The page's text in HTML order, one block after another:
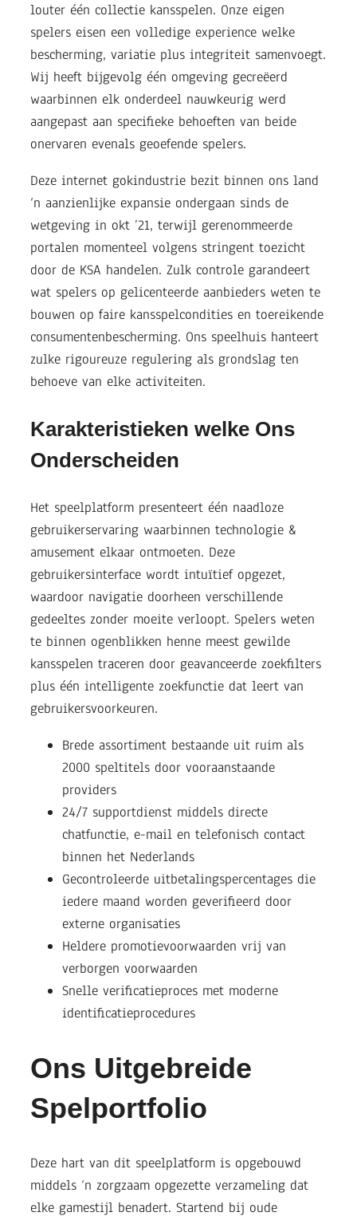
louter één collectie kansspelen. Onze eigen
spelers eisen een volledige experience welke
bescherming, variatie plus integriteit samenvoegt.
Wij heeft bijgevolg één omgeving gecreëerd
waarbinnen elk onderdeel nauwkeurig werd
aangepast aan specifieke behoeften van beide
onervaren evenals geoefende spelers.
Deze internet gokindustrie bezit binnen ons land
‘n aanzienlijke expansie ondergaan sinds de
wetgeving in okt ’21, terwijl gerenommeerde
portalen momenteel volgens stringent toezicht
door de KSA handelen. Zulk controle garandeert
wat spelers op gelicenteerde aanbieders weten te
bouwen op faire kansspelcondities en toereikende
consumentenbescherming. Ons speelhuis hanteert
zulke rigoureuze regulering als grondslag ten
behoeve van elke activiteiten.
Karakteristieken welke Ons
Onderscheiden
Het speelplatform presenteert één naadloze
gebruikerservaring waarbinnen technologie &
amusement elkaar ontmoeten. Deze
gebruikersinterface wordt intuïtief opgezet,
waardoor navigatie doorheen verschillende
gedeeltes zonder moeite verloopt. Spelers weten
te binnen ogenblikken henne meest gewilde
kansspelen traceren door geavanceerde zoekfilters
plus één intelligente zoekfunctie dat leert van
gebruikersvoorkeuren.
Brede assortiment bestaande uit ruim als
2000 speltitels door vooraanstaande
providers
24/7 supportdienst middels directe
chatfunctie, e-mail en telefonisch contact
binnen het Nederlands
Gecontroleerde uitbetalingspercentages die
iedere maand worden geverifieerd door
externe organisaties
Heldere promotievoorwaarden vrij van
verborgen voorwaarden
Snelle verificatieproces met moderne
identificatieprocedures
Ons Uitgebreide
Spelportfolio
Deze hart van dit speelplatform is opgebouwd
middels ‘n zorgzaam opgezette verzameling dat
elke gamestijl benadert. Startend bij oude